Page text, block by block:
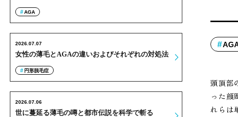
頭頂部
った顔
れらは
AGA
女性の薄毛とAGAの違いおよびそれぞれの対処法
2026.07.07
円形脱毛症
世に蔓延る薄毛の噂と都市伝説を科学で斬る
2026.07.06